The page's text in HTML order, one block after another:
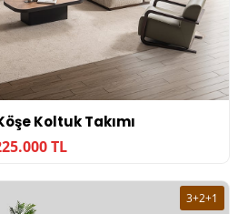
Koltuk Takımı
TL
3+2+1